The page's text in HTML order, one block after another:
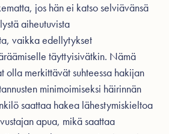
jos hän ei katso selviävänsä
aiheutuvista
vaikka edellytykset
täyttyisivätkin. Nämä
olla merkittävät suhteessa hakijan
minimoimiseksi häirinnän
saattaa hakea lähestymiskieltoa
apua, mikä saattaa